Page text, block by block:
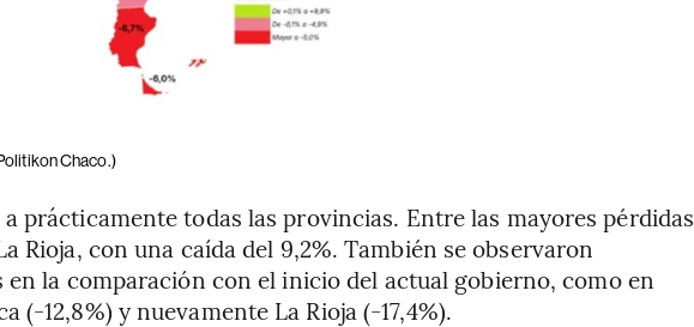
Chaco.)
prácticamente todas las provincias. Entre las mayores pérdidas
Rioja, con una caída del 9,2%. También se observaron
la comparación con el inicio del actual gobierno, como en
(-12,8%) y nuevamente La Rioja (-17,4%).